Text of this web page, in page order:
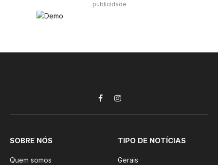
publicidade
FacebookInstagram
SOBRE NÓS
Quem somos
TIPO DE NOTÍCIAS
Gerais